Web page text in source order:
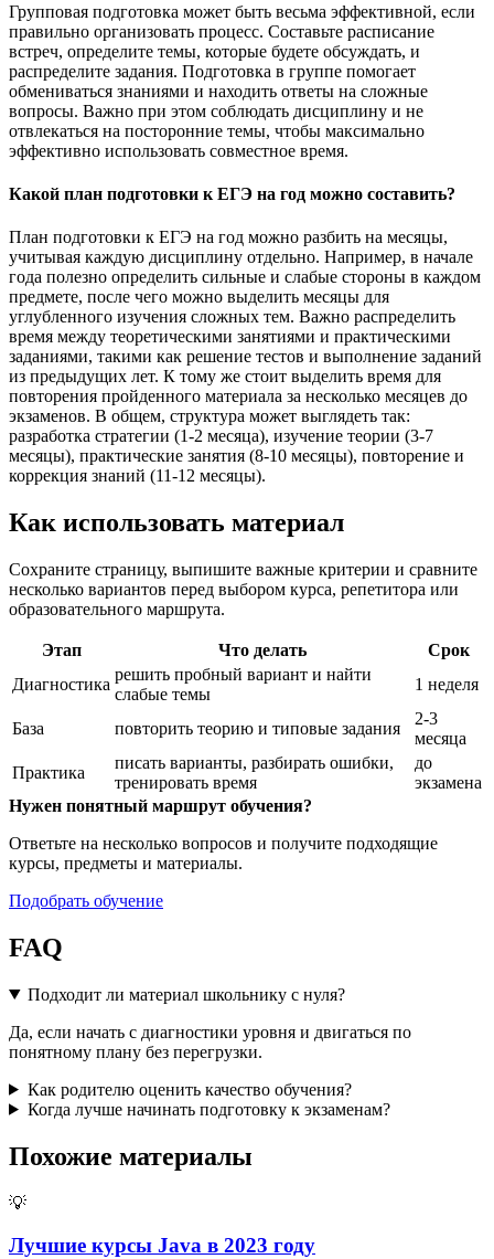
Групповая подготовка может быть весьма эффективной, если
правильно организовать процесс. Составьте расписание
встреч, определите темы, которые будете обсуждать, и
распределите задания. Подготовка в группе помогает
обмениваться знаниями и находить ответы на сложные
вопросы. Важно при этом соблюдать дисциплину и не
отвлекаться на посторонние темы, чтобы максимально
эффективно использовать совместное время.
Какой план подготовки к ЕГЭ на год можно составить?
План подготовки к ЕГЭ на год можно разбить на месяцы,
учитывая каждую дисциплину отдельно. Например, в начале
года полезно определить сильные и слабые стороны в каждом
предмете, после чего можно выделить месяцы для
углубленного изучения сложных тем. Важно распределить
время между теоретическими занятиями и практическими
заданиями, такими как решение тестов и выполнение заданий
из предыдущих лет. К тому же стоит выделить время для
повторения пройденного материала за несколько месяцев до
экзаменов. В общем, структура может выглядеть так:
разработка стратегии (1-2 месяца), изучение теории (3-7
месяцы), практические занятия (8-10 месяцы), повторение и
коррекция знаний (11-12 месяцы).
Как использовать материал
Сохраните страницу, выпишите важные критерии и сравните
несколько вариантов перед выбором курса, репетитора или
образовательного маршрута.
Этап Что делать
Срок
Диагностика
решить пробный вариант и найти
слабые темы
1 неделя
База повторить теорию и типовые задания
2-3
месяца
Практика
писать варианты, разбирать ошибки,
тренировать время
до
экзамена
Нужен понятный маршрут обучения?
Ответьте на несколько вопросов и получите подходящие
курсы, предметы и материалы.
Подобрать обучение
FAQ
Подходит ли материал школьнику с нуля?
Да, если начать с диагностики уровня и двигаться по
понятному плану без перегрузки.
Как родителю оценить качество обучения?
Когда лучше начинать подготовку к экзаменам?
Похожие материалы
💡
Лучшие курсы Java в 2023 году